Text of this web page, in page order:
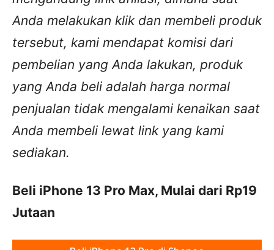
Anda melakukan klik dan membeli produk
tersebut, kami mendapat komisi dari
pembelian yang Anda lakukan, produk
yang Anda beli adalah harga normal
penjualan tidak mengalami kenaikan saat
Anda membeli lewat link yang kami
sediakan.
Beli iPhone 13 Pro Max, Mulai dari Rp19
Jutaan